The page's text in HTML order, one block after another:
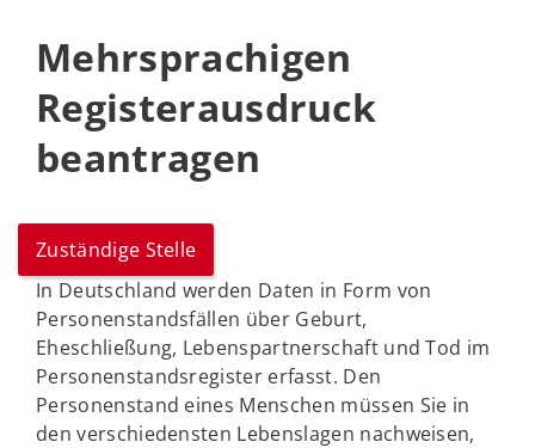
Mehrsprachigen
Registerausdruck
beantragen
Zuständige Stelle
In Deutschland werden Daten in Form von
Personenstandsfällen über Geburt,
Eheschließung, Lebenspartnerschaft und Tod im
Personenstandsregister erfasst. Den
Personenstand eines Menschen müssen Sie in
den verschiedensten Lebenslagen nachweisen,